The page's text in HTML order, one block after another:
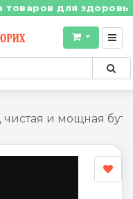
для здоровья
и мощная